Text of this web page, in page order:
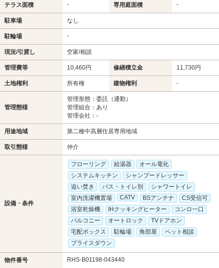
テラス面積 - 専用庭面積 -
駐車場 なし
駐輪場 -
現況/引渡し 空家/相談
管理費等 10,460円 修繕積立金 11,730円
土地権利 所有権 建物権利 -
管理態様
管理形態：委託（通勤）
管理組合：あり
管理会社：-
用途地域 第二種中高層住居専用地域
取引態様 仲介
設備・条件
フローリング 給湯器
オール電化
システムキッチン
シャンプードレッサー
追い焚き
バス・トイレ別
シャワートイレ
室内洗濯機置場
CATV BSアンテナ
CS受信可
浴室乾燥機
IHクッキングヒーター
コンロ一口
バルコニー
オートロック
TVドアホン
宅配ボックス
駐輪場 角部屋
ペット相談
プライスダウン
物件番号 RHS-B01198-043440